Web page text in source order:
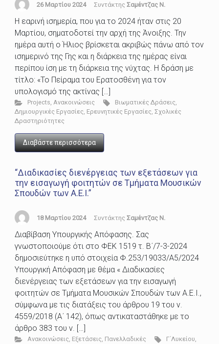
26 Μαρτίου 2024 Συντάκτης Σαμέντζας Ν.
Η εαρινή ισημερία, που για το 2024 ήταν στις 20
Μαρτίου, σηματοδοτεί την αρχή της Άνοιξης. Την
ημέρα αυτή ο Ήλιος βρίσκεται ακριβώς πάνω από τον
ισημερινό της Γης και η διάρκεια της ημέρας είναι
περίπου ίση με τη διάρκεια της νύχτας. Η δράση με
τίτλο: «Το Πείραμα του Ερατοσθένη για τον
υπολογισμό της ακτίνας […]
Projects, Ανακοινώσεις Βιωματικές Δράσεις,
Δημιουργικές Εργασίες, Ερευνητικές Εργασίες, Σχολικές
Δραστηριότητες
Διαβάστε περισσότερα
“Διαδικασίες διενέργειας των εξετάσεων για
την εισαγωγή φοιτητών σε Τμήματα Μουσικών
Σπουδών των Α.Ε.Ι.”
18 Μαρτίου 2024 Συντάκτης Σαμέντζας Ν.
Διαβίβαση Υπουργικής Απόφασης. Σας
γνωστοποιούμε ότι στο ΦΕΚ 1519 τ. Β΄/7-3-2024
δημοσιεύτηκε η υπό στοιχεία Φ.253/19033/Α5/2024
Υπουργική Απόφαση με θέμα « Διαδικασίες
διενέργειας των εξετάσεων για την εισαγωγή
φοιτητών σε Τμήματα Μουσικών Σπουδών των Α.Ε.Ι.,
σύμφωνα με τις διατάξεις του άρθρου 19 του ν.
4559/2018 (Α΄ 142), όπως αντικαταστάθηκε με το
άρθρο 383 του ν. […]
Ανακοινώσεις, Εξετάσεις, Πανελλαδικές Γ΄Λυκείου,